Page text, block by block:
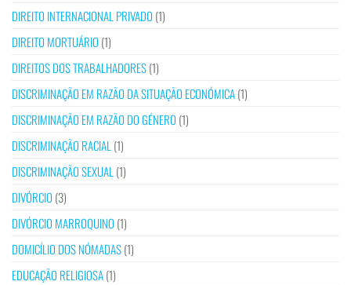
DIREITO INTERNACIONAL PRIVADO (1)
DIREITO MORTUÁRIO (1)
DIREITOS DOS TRABALHADORES(1)
DISCRIMINAÇÃO EM RAZÃO DA SITUAÇÃO ECONÓMICA(1)
DISCRIMINAÇÃO EM RAZÃO DO GÉNERO (1)
DISCRIMINAÇÃO RACIAL (1)
DISCRIMINAÇÃO SEXUAL (1)
DIVÓRCIO (3)
DIVÓRCIO MARROQUINO (1)
DOMICÍLIO DOS NÓMADAS(1)
EDUCAÇÃO RELIGIOSA(1)